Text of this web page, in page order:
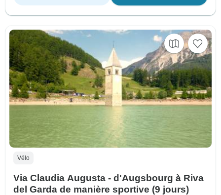
Vélo
Via Claudia Augusta - d'Augsbourg à Riva
del Garda de manière sportive (9 jours)